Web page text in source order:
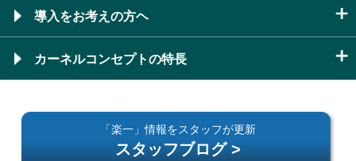
導入をお考えの方ヘ
カーネルコンセプトの特長
「楽一」情報をスタッフが更新
スタッフブログ >